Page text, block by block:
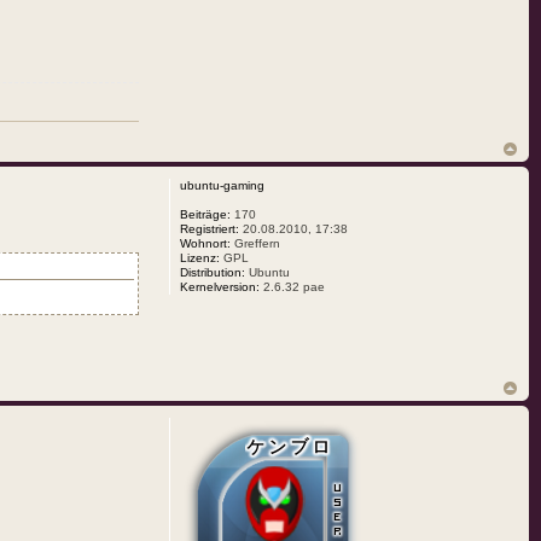
ubuntu-gaming
Beiträge: 170
Registriert: 20.08.2010, 17:38
Wohnort: Greffern
Lizenz: GPL
Distribution: Ubuntu
Kernelversion: 2.6.32 pae